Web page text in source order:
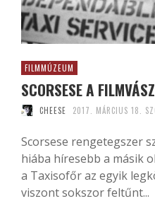
FILMMÚZEUM
SCORSESE A
CHEESE 2017. MÁRCIUS 18.
Scorsese rengetegszer
hiába híresebb a másik
a Taxisofőr az egyik
viszont sokszor feltűnt...